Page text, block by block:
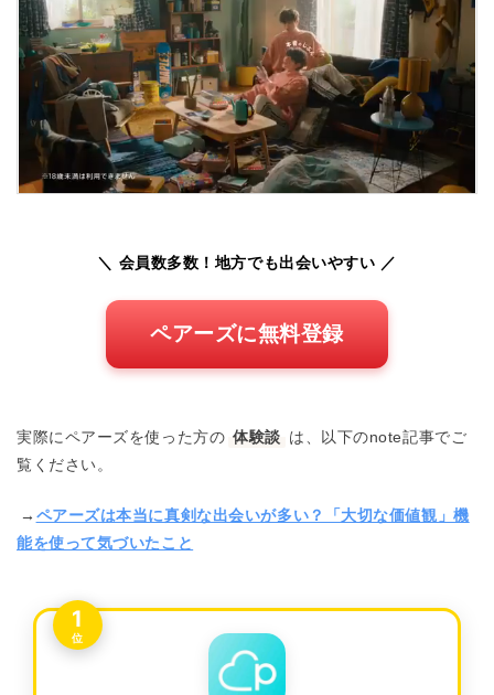
＼ 会員数多数！地方でも出会いやすい ／
ペアーズに無料登録
実際にペアーズを使った方の 体験談 は、以下のnote記事でご
覧ください。
→ ペアーズは本当に真剣な出会いが多い？「大切な価値観」機
能を使って気づいたこと
1
位